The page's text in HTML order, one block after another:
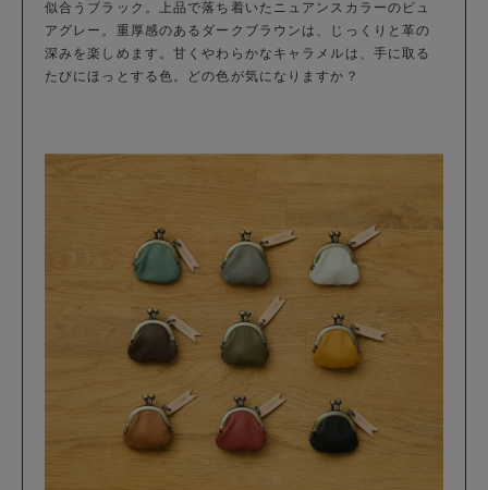
似合うブラック。上品で落ち着いたニュアンスカラーのピュ
アグレー。重厚感のあるダークブラウンは、じっくりと革の
深みを楽しめます。甘くやわらかなキャラメルは、手に取る
たびにほっとする色。どの色が気になりますか？